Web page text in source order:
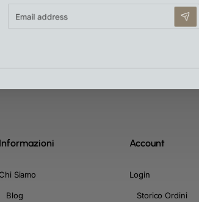
address
Informazioni
Chi Siamo
Blog
Account
Login
Storico Ordini